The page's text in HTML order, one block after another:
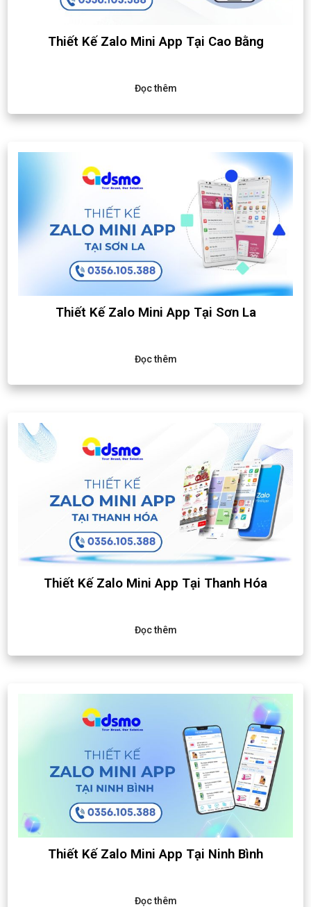
Thiết Kế Zalo Mini App Tại Cao Bằng
Đọc thêm
Thiết Kế Zalo Mini App Tại Sơn La
Đọc thêm
Thiết Kế Zalo Mini App Tại Thanh Hóa
Đọc thêm
Thiết Kế Zalo Mini App Tại Ninh Bình
Đọc thêm